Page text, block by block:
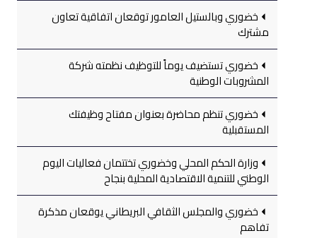
خضوري وبالستيل العامور توقعان اتفاقية تعاون
مشترك
خضوري تستضيف يوماً للتوظيف نظمته شركة
المشروبات الوطنية
خضوري تنظم محاضرة بعنوان مفتاح وظيفتك
المستقبلية
وزارة الحكم المحلي وخضوري تختتمان فعاليات اليوم
الوطني للتنمية الاقتصادية المحلية بنجاح
خضوري والمجلس الثقافي البريطاني يوقعان مذكرة
تفاهم